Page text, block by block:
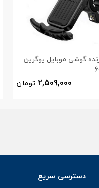
گوشی موبایل یوگرین
2,509,000 تومان
دسترسی سریع